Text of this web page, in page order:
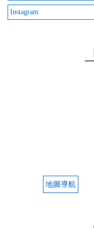
Instagram
地圖導航